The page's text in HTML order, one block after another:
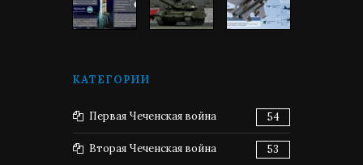
КАТЕГОРИИ
Первая Чеченская война 54
Вторая Чеченская война 53